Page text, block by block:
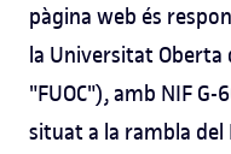
pàgina web és
la Universitat Oberta
"FUOC"), amb NIF G-
situat a la rambla del